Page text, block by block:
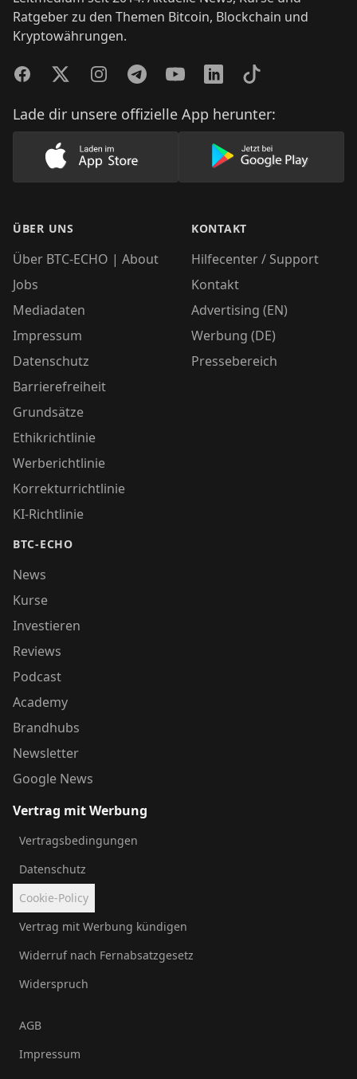
Ratgeber zu den Themen Bitcoin, Blockchain und
Kryptowährungen.
FacebookTwitterInstagramTelegramYouTubeLinkedInTikTok
Lade dir unsere offizielle App herunter:
Lade unsere App im AppStore herunter
Lade unsere
ÜBER UNS
Über BTC-ECHO | About
Jobs
Mediadaten
Impressum
Datenschutz
Barrierefreiheit
Grundsätze
Ethikrichtlinie
Werberichtlinie
Korrekturrichtlinie
KI-Richtlinie
BTC-ECHO
News
Kurse
Investieren
Reviews
Podcast
Academy
Brandhubs
Newsletter
Google News
KONTAKT
Hilfecenter / Support
Kontakt
Advertising (EN)
Werbung (DE)
Pressebereich
Vertrag mit Werbung
Vertragsbedingungen
Datenschutz
Cookie-Policy
Vertrag mit Werbung kündigen
Widerruf nach Fernabsatzgesetz
Widerspruch
AGB
Impressum